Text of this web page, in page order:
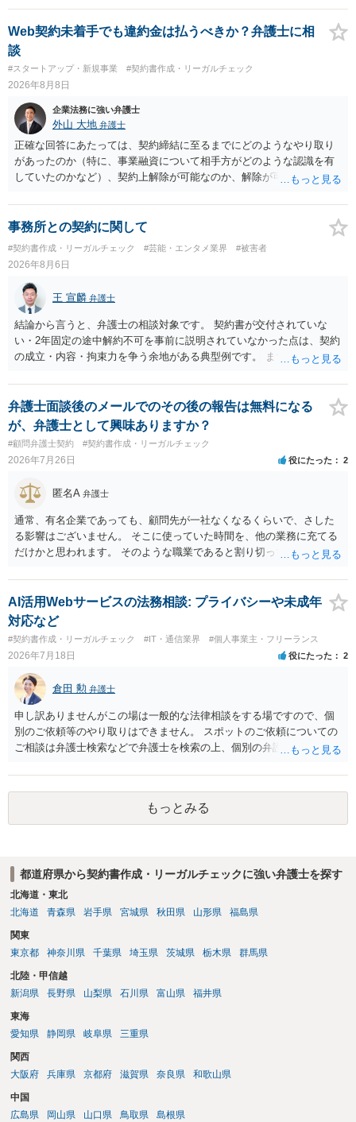
も、為替取引に該当し得る場合であっても、いわゆる収納代行とし
て、資金移動業の規制の対象外となる余地があります。 この点につい
ては、単に「利用者から資金を受け取り、寄付団体に送金する」とい
う資金の流れだけで判断することはできず、アプリの仕組みが利用者
と寄付団体をつなぐプラットフォームとしてどのように位置付けられ
るのか、利用者からの支払がどのような性質のものなのか、寄付の意
思決定や寄付のタイミングがどのように設定されているのかなど、具
体的なサービスの座組を踏まえて検討する必要があります。 そのた
め、現在検討されているアプリについて、資金移動業に該当する可能
性があるか、また、該当する場合にどのようなサービス設計にすれば
資金移動業に該当しない形（収納代行など）で運用できるかについて
は、具体的なサービスの仕組みを確認した上で、個別に弁護士へご相
談いただくことをお勧めいたします。
Web契約未着手でも違約金は払うべきか？弁護士に相
談
#スタートアップ・新規事業 #契約書作成・リーガルチェック
2026年8月8日
企業法務に強い弁護士
外山 大地 弁護士
正確な回答にあたっては、契約締結に至るまでにどのようなやり取り
があったのか（特に、事業融資について相手方がどのような認識を有
していたのかなど）、契約上解除が可能なのか、解除が可能であると
的な経緯を踏まえて精査する必要がございます。 そのため、事情をお
伺いした上での検討が必要となりますので、個別に弁護士へのご相談
事務所との契約に関して
#契約書作成・リーガルチェック #芸能・エンタメ業界 #被害者
2026年8月6日
王 宣麟 弁護士
結論から言うと、弁護士の相談対象です。 契約書が交付されていな
い・2年固定の途中解約不可を事前に説明されていなかった点は、契約
の成立・内容・拘束力を争う余地がある典型例です。 まずは、運営と
みてはいかがでしょうか。 また同時並行で（もしまだされていないの
であれば）書面で退所意思の明確化はしておくべきだと考えます。
弁護士面談後のメールでのその後の報告は無料になる
が、弁護士として興味ありますか？
#顧問弁護士契約 #契約書作成・リーガルチェック
2026年7月26日 役にたった 2
匿名A 弁護士
通常、有名企業であっても、顧問先が一社なくなるくらいで、さした
る影響はございません。 そこに使っていた時間を、他の業務に充てる
だけかと思われます。 そのような職業であると割り切ってご相談され
相談者様のご意見が反映されることを、お祈りしております。
AI活用Webサービスの法務相談: プライバシーや未成年
対応など
#契約書作成・リーガルチェック #IT・通信業界 #個人事業主・フリーランス
2026年7月18日 役にたった 2
倉田 勲 弁護士
申し訳ありませんがこの場は一般的な法律相談をする場ですので、個
別のご依頼等のやり取りはできません。 スポットのご依頼についての
ご相談は弁護士検索などで弁護士を検索の上、個別の弁護士にご連絡
もっとみる
都道府県から契約書作成・リーガルチェックに強い弁護士を探す
北海道・東北
北海道
青森県 岩手県 宮城県 秋田県 山形県 福島県
関東
東京都
神奈川県 千葉県 埼玉県 茨城県 栃木県 群馬県
北陸・甲信越
新潟県
長野県 山梨県 石川県 富山県 福井県
東海
愛知県
静岡県 岐阜県 三重県
関西
大阪府
兵庫県 京都府 滋賀県 奈良県 和歌山県
中国
広島県
岡山県 山口県 鳥取県 島根県